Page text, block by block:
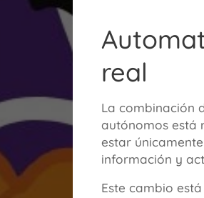
real
La combinación
autónomos está
estar
información y
Este cambio